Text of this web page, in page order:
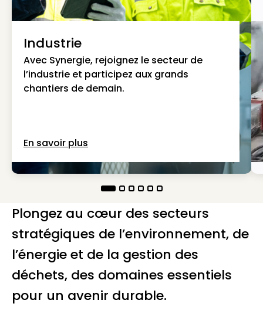
Industrie
Avec Synergie, rejoignez le secteur de
l’industrie et participez aux grands
chantiers de demain.
En savoir plus
Plongez au cœur des secteurs
stratégiques de l’environnement, de
l’énergie et de la gestion des
déchets, des domaines essentiels
pour un avenir durable.